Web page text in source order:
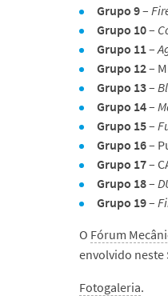
Grupo 9–
Grupo 10–
Grupo 11–
Grupo 12–
Grupo 13–
Grupo 14–
Grupo 15–
Grupo 16–
Grupo 17–
Grupo 18–
Grupo 19–
O Fórum
envolvido neste
Fotogaleria.